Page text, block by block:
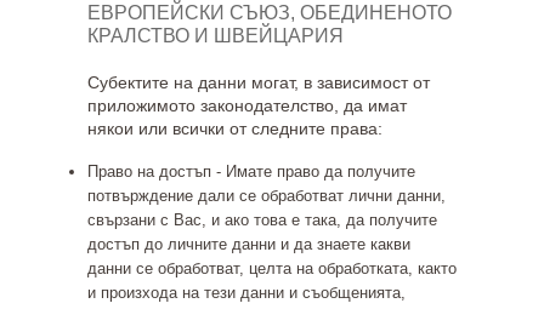
ЕВРОПЕЙСКИ СЪЮЗ, ОБЕДИНЕНОТО
КРАЛСТВО И ШВЕЙЦАРИЯ
Субектите на данни могат, в зависимост от
приложимото законодателство, да имат
някои или всички от следните права:
Правона достъп - Имате право да получите
потвърждение дали се обработват лични данни,
свързани с Вас, и ако това е така, да получите
достъп до личните данни и да знаете какви
данни се обработват, целта на обработката, както
и произхода на тези данни и съобщенията,